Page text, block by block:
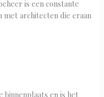
is een constante
architecten die eraan
binnenplaats en is het